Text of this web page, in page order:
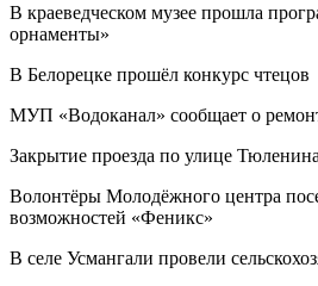
В краеведческом музее прошла
орнаменты»
В Белорецке прошёл конкурс чтецов
МУП «Водоканал» сообщает о
Закрытие проезда по улице Тюленина
Волонтёры Молодёжного центра
возможностей «Феникс»
В селе Усмангали провели